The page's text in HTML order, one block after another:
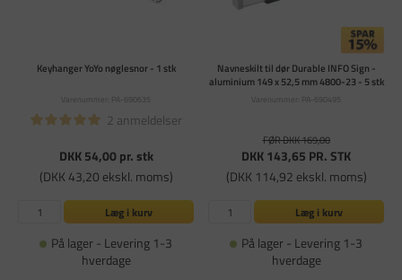
Keyhanger YoYo nøglesnor - 1 stk
Varenummer: PA-690635
2 anmeldelser
DKK 54,00pr. stk
(DKK 43,20 ekskl. moms)
Læg i kurv
På lager - Levering 1-3
hverdage
Navneskilt til dør Durable INFO Sign -
aluminium 149 x 52,5 mm 4800-23 - 5 stk
Varenummer: PA-690495
FØR DKK 169,00
DKK 143,65 PR. STK
(DKK 114,92 ekskl. moms)
Læg i kurv
På lager - Levering 1-3
hverdage